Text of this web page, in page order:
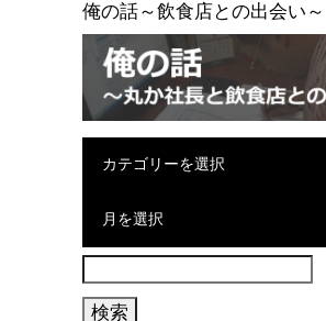
俺の話～飲食店との出会い～
カテゴリーを選択
月を選択